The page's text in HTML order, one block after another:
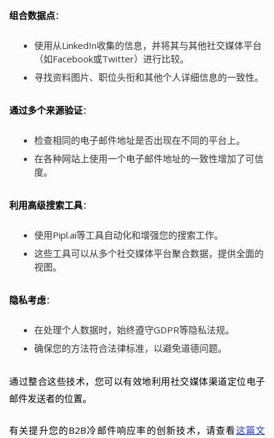
组合数据点：
使用从LinkedIn收集的信息，并将其与其他社交媒体平台
（如Facebook或Twitter）进行比较。
寻找资料图片、职位头衔和其他个人详细信息的一致性。
通过多个来源验证：
检查相同的电子邮件地址是否出现在不同的平台上。
在各种网站上使用一个电子邮件地址的一致性增加了可信
度。
利用高级搜索工具：
使用Pipl.ai等工具自动化和增强您的搜索工作。
这些工具可以从多个社交媒体平台聚合数据，提供全面的
视图。
隐私考虑：
在处理个人数据时，始终遵守GDPR等隐私法规。
确保您的方法符合法律标准，以避免道德问题。
通过整合这些技术，您可以有效地利用社交媒体渠道定位电子
邮件发送者的位置。
有关提升您的B2B冷邮件响应率的创新技术，请查看这篇文